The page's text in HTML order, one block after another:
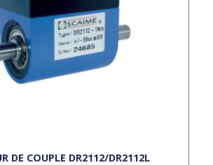
DE COUPLE DR2112/DR2112L